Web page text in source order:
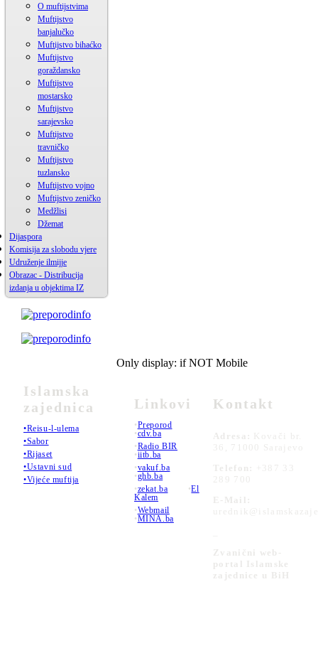
O muftijstvima
Muftijstvo
banjalučko
Muftijstvo bihaćko
Muftijstvo
goraždansko
Muftijstvo
mostarsko
Muftijstvo
sarajevsko
Muftijstvo
travničko
Muftijstvo
tuzlansko
Muftijstvo vojno
Muftijstvo zeničko
Medžlisi
Džemat
Dijaspora
Komisija za slobodu vjere
Udruženje ilmijje
Obrazac - Distribucija
izdanja u objektima IZ
Islamska
zajednica
•Reisu-l-ulema
•Sabor
•Rijaset
•Ustavni sud
•Vijeće muftija
Only display: if NOT Mobile
Linkovi
•Preporod
•cdv.ba
•Radio BIR
•iitb.ba
•vakuf.ba
•ghb.ba
•zekat.ba •El
Kalem
•Webmail
•MINA.ba
Kontakt
Adresa:
Kovači br.
36, 71000 Sarajevo
Telefon:
+387 33
289 700
E-Mail:
Zvanični web-
portal Islamske
zajednice u BiH